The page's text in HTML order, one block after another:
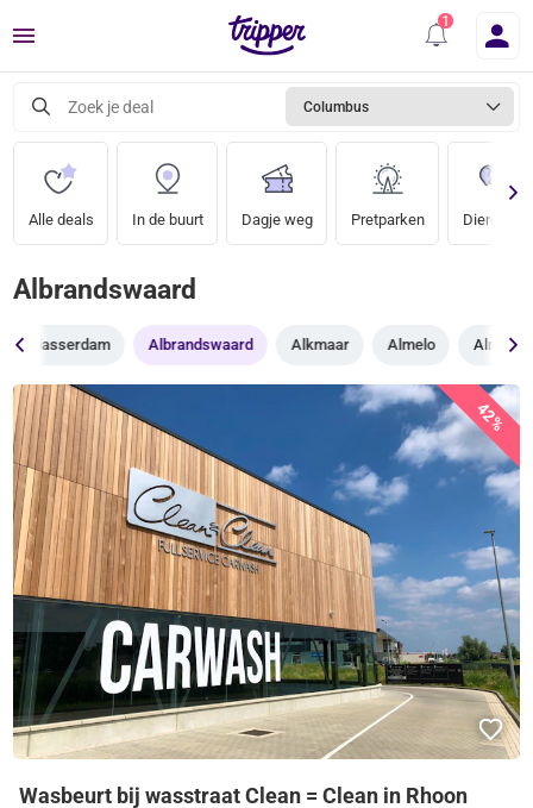
Menu
Zoek je deal Columbus
Alle deals In de buurt Dagje weg Pretparken Dierentuin
Albrandswaard
Alblasserdam Albrandswaard Alkmaar Almelo Almere
42%
Wasbeurt bij wasstraat Clean = Clean in Rhoon